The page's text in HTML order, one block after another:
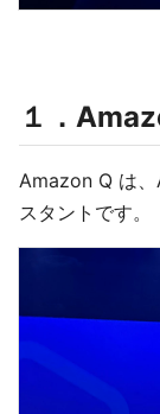
１．
Amazon Q は、
スタントです。